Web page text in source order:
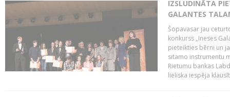
IZSLUDINĀTA
GALANTES
Šopavasar jau
konkurss „Ineses
pieteikties bērni un
sitamo instrumentu
Rietumu bankas
lieliska iespēja